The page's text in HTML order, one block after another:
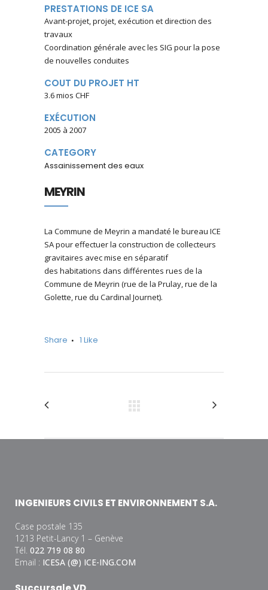
PRESTATIONS DE ICE SA
Avant-projet, projet, exécution et direction des
travaux
Coordination générale avec les SIG pour la pose
de nouvelles conduites
COUT DU PROJET HT
3.6 mios CHF
EXÉCUTION
2005 à 2007
CATEGORY
Assainissement des eaux
MEYRIN
La Commune de Meyrin a mandaté le bureau ICE
SA pour effectuer la construction de collecteurs
gravitaires avec mise en séparatif
des habitations dans différentes rues de la
Commune de Meyrin (rue de la Prulay, rue de la
Golette, rue du Cardinal Journet).
Share 1 Like
INGENIEURS CIVILS ET ENVIRONNEMENT S.A.
Case postale 135
1213 Petit-Lancy 1 – Genève
Tél. 022 719 08 80
Email : ICESA (@) ICE-ING.COM